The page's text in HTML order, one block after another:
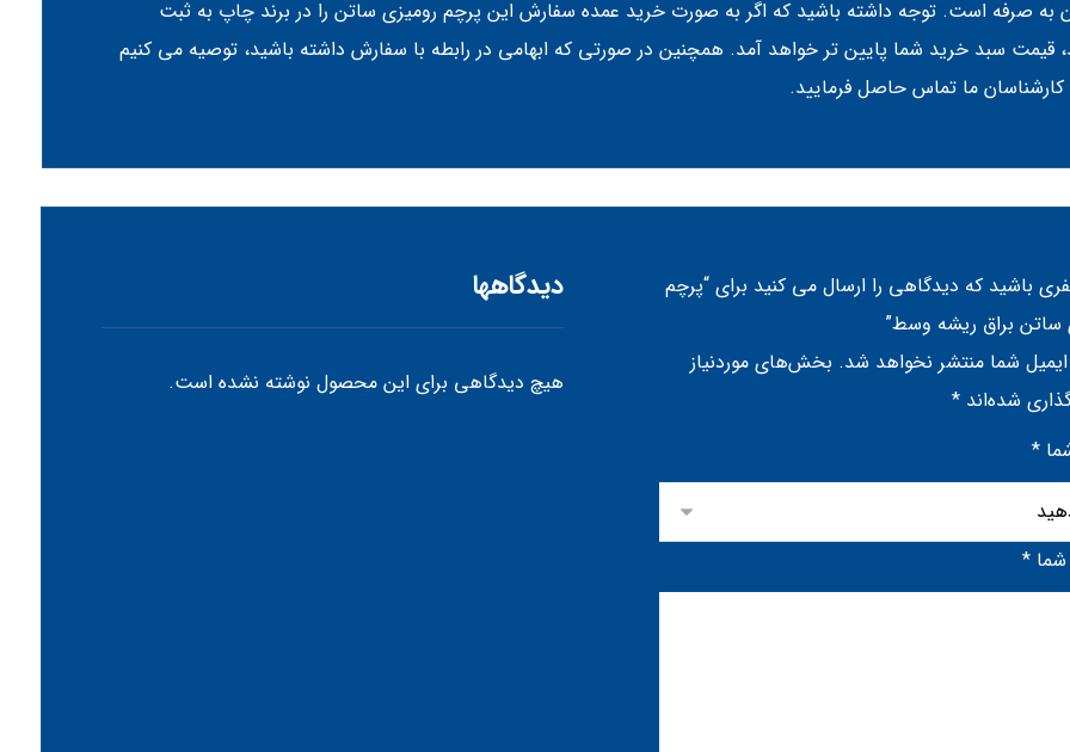
به صرفه است. توجه داشته باشید که اگر به صورت خرید عمده سفارش این پرچم رومیزی ساتن را در برند چاپ به ثبت
قیمت سبد خرید شما پایین تر خواهد آمد. همچنین در صورتی که ابهامی در رابطه با سفارش داشته باشید، توصیه می کنیم
کارشناسان ما تماس حاصل فرمایید.
دیدگاهها
هیچ دیدگاهی برای این محصول نوشته نشده است.
باشید که دیدگاهی را ارسال می کنید برای “پرچم
ساتن براق ریشه وسط”
شما منتشر نخواهد شد. بخش‌های موردنیاز
شده‌اند *
*
شما *